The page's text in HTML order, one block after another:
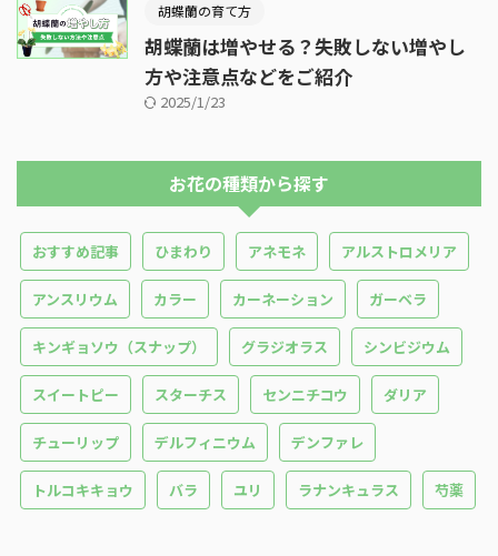
胡蝶蘭の育て方
胡蝶蘭は増やせる？失敗しない増やし
方や注意点などをご紹介
2025/1/23
お花の種類から探す
おすすめ記事 ひまわり アネモネ アルストロメリア
アンスリウム カラー カーネーション ガーベラ
キンギョソウ（スナップ） グラジオラス シンビジウム
スイートピー スターチス センニチコウ ダリア
チューリップ デルフィニウム デンファレ
トルコキキョウ バラ ユリ ラナンキュラス 芍薬